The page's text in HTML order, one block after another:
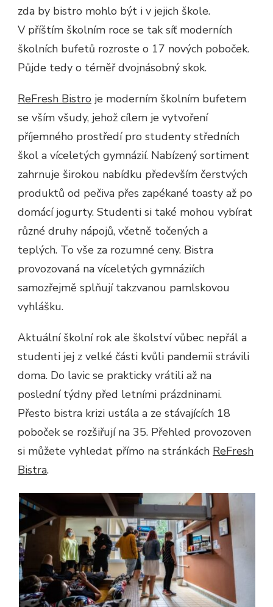
zda by bistro mohlo být i v jejich škole.
V příštím školním roce se tak síť moderních
školních bufetů rozroste o 17 nových poboček.
Půjde tedy o téměř dvojnásobný skok.
ReFresh Bistro je moderním školním bufetem
se vším všudy, jehož cílem je vytvoření
příjemného prostředí pro studenty středních
škol a víceletých gymnázií. Nabízený sortiment
zahrnuje širokou nabídku především čerstvých
produktů od pečiva přes zapékané toasty až po
domácí jogurty. Studenti si také mohou vybírat
různé druhy nápojů, včetně točených a
teplých. To vše za rozumné ceny. Bistra
provozovaná na víceletých gymnáziích
samozřejmě splňují takzvanou pamlskovou
vyhlášku.
Aktuální školní rok ale školství vůbec nepřál a
studenti jej z velké části kvůli pandemii strávili
doma. Do lavic se prakticky vrátili až na
poslední týdny před letními prázdninami.
Přesto bistra krizi ustála a ze stávajících 18
poboček se rozšiřují na 35. Přehled provozoven
si můžete vyhledat přímo na stránkách ReFresh
Bistra.